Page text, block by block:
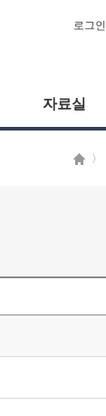
로그인
자료실
〉